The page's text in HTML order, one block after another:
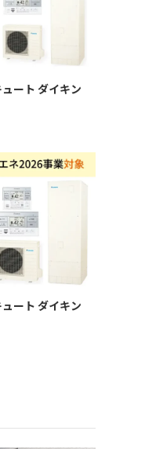
ート ダイキン
ート ダイキン